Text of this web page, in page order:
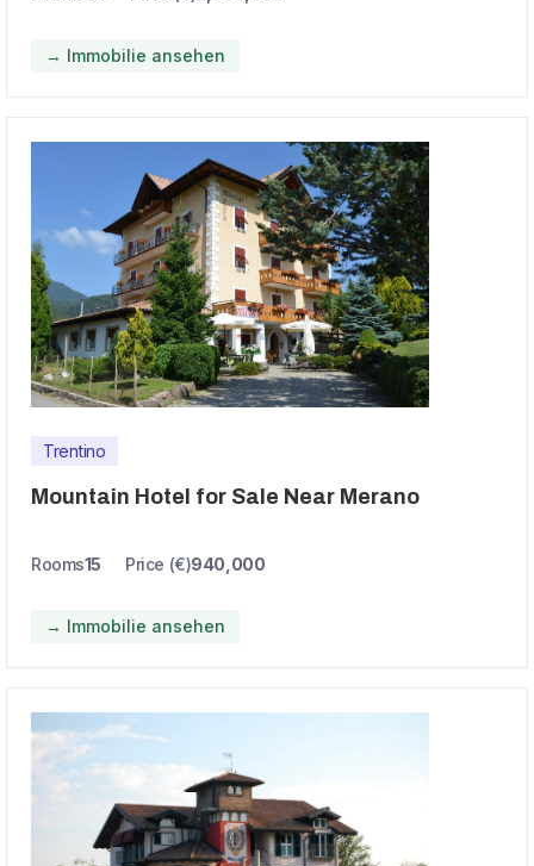
→ Immobilie ansehen
Trentino
Mountain Hotel for Sale Near Merano
Rooms15 Price (€)940,000
→ Immobilie ansehen